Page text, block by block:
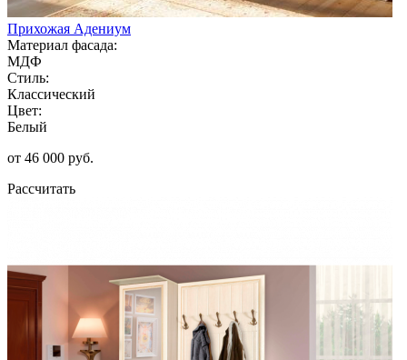
Прихожая Адениум
Материал фасада:
МДФ
Стиль:
Классический
Цвет:
Белый
от 46 000 руб.
Рассчитать